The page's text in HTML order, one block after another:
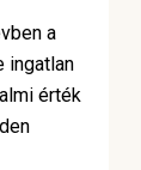
a
ingatlan
érték